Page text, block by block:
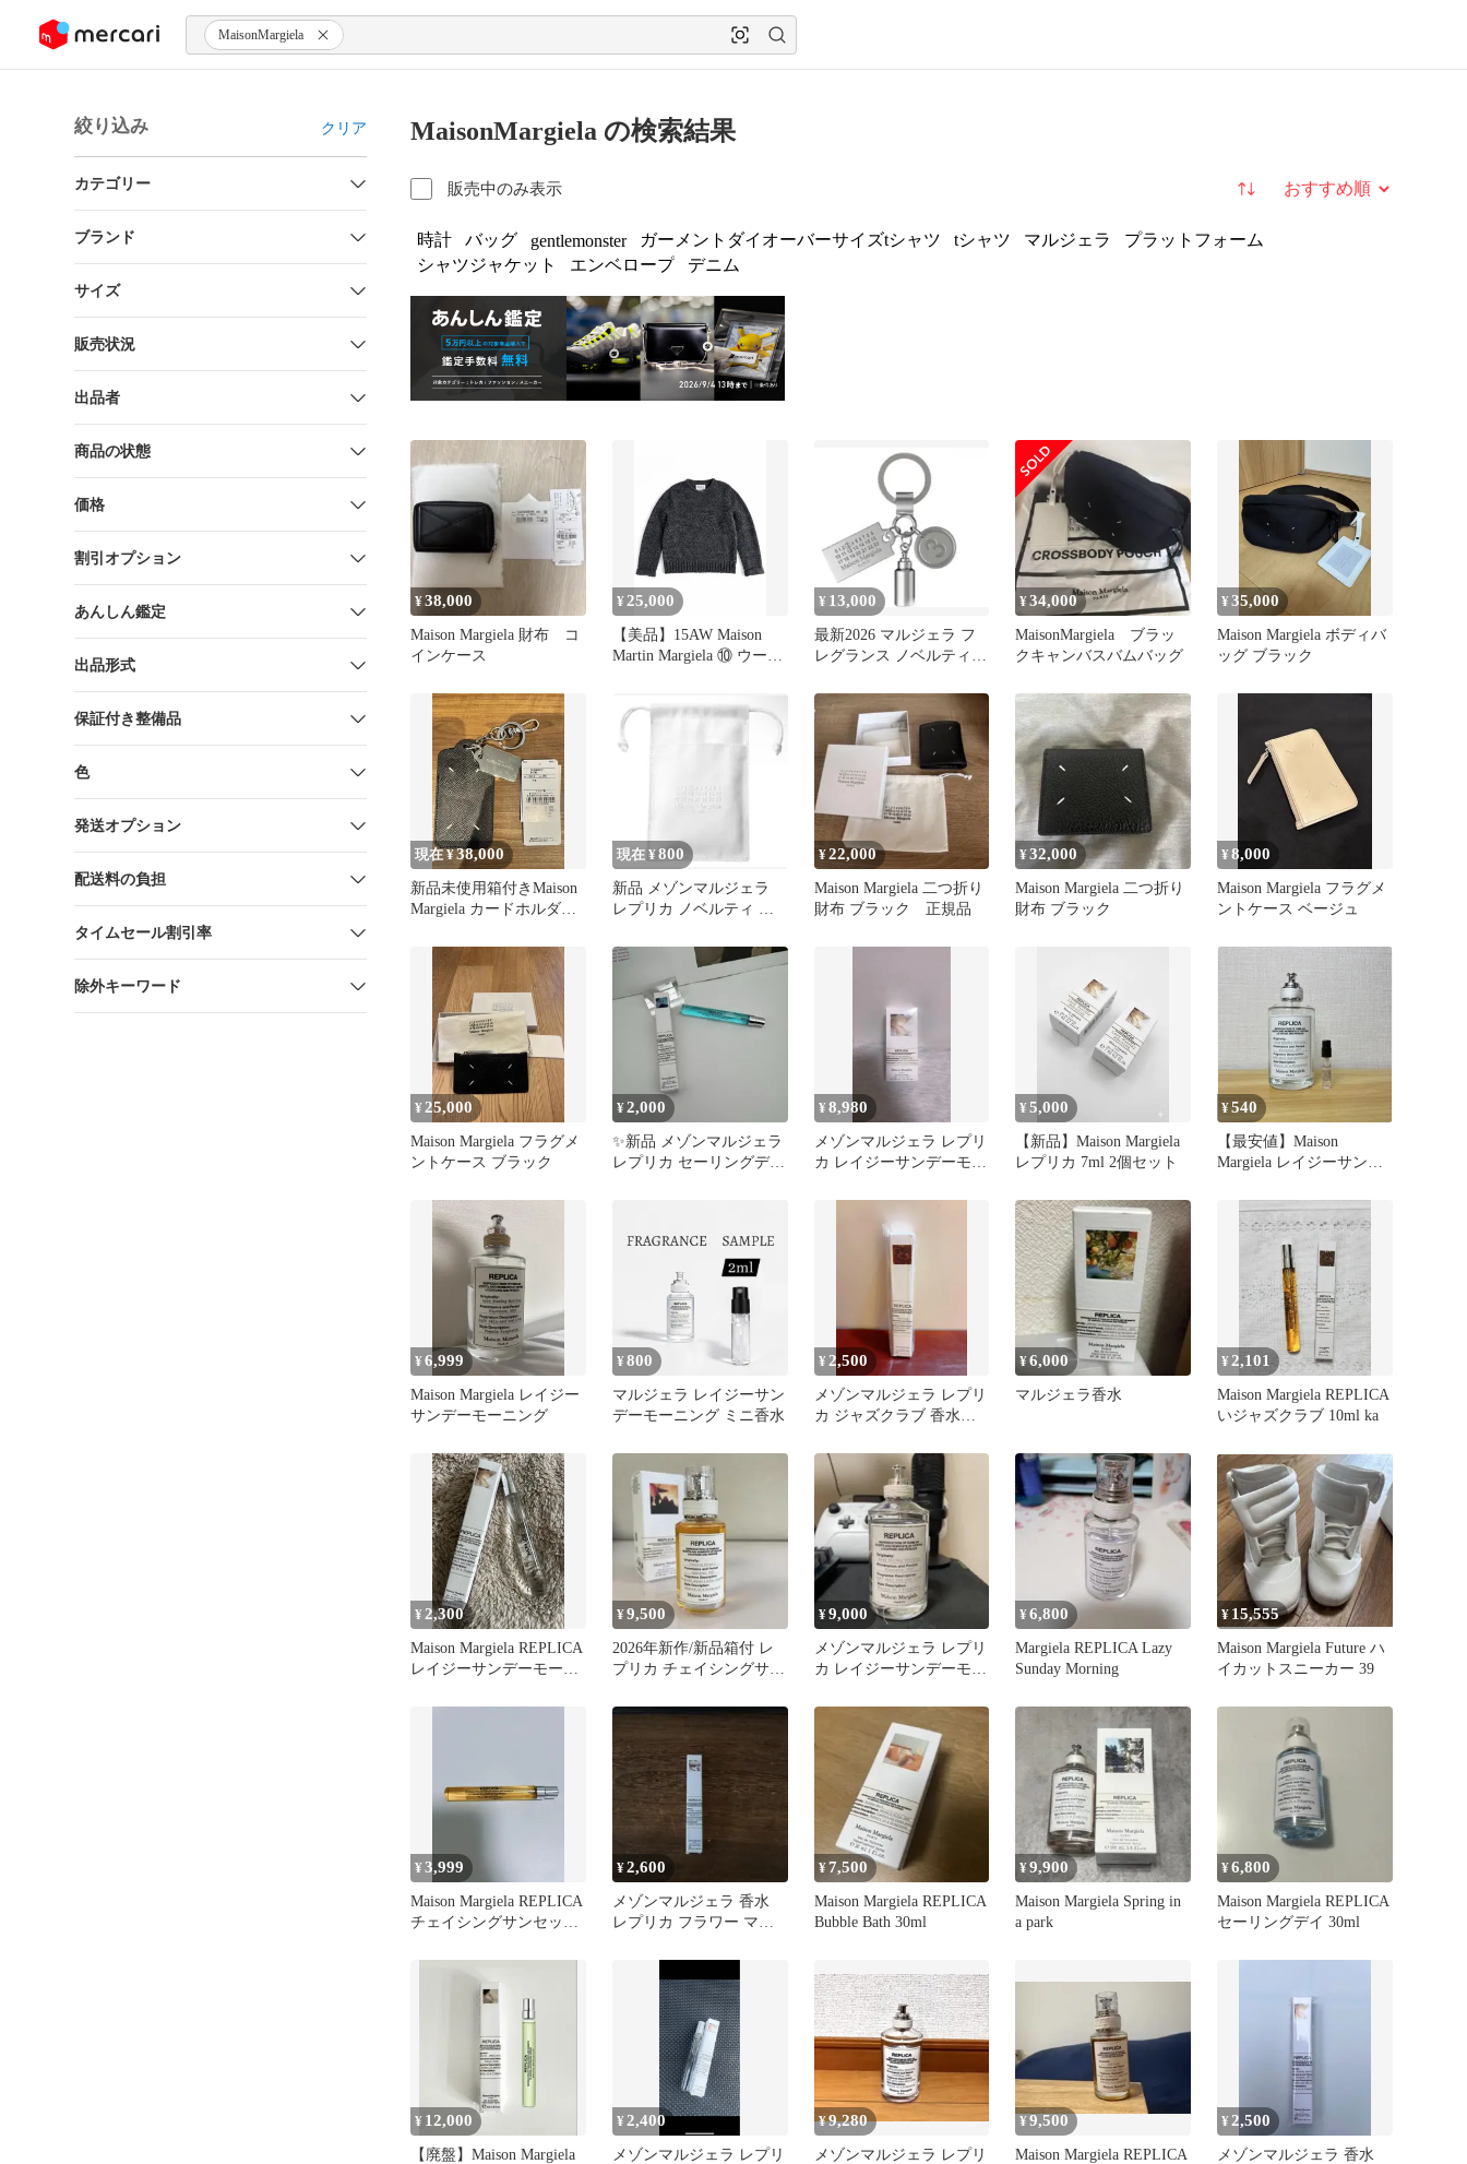
ツにスキップ MaisonMargiela
絞り込み クリア
カテゴリー
ブランド
サイズ
販売状況
出品者
商品の状態
価格
割引オプション
あんしん鑑定
出品形式
保証付き整備品
色
発送オプション
配送料の負担
タイムセール割引率
除外キーワード
MaisonMargiela の検索結果
販売中のみ表示 並び替え
時計 バッグ gentlemonster ガーメントダイオーバーサイズtシャツ tシャツ マルジェラ
プラットフォーム
シャツジャケット
エンベロープ デニム
¥38,000
Maison Margiela 財布 コ
インケース
¥ 25,000
【美品】15AW Maison
Martin Margiela ⑩ ウール
¥ 13,000
最新2026 マルジェラ フ
レグランス ノベルティ
グ付き
¥34,000
MaisonMargiela ブラッ
クキャンバスバムバッグ
¥35,000
Maison Margiela ボディバ
ッグ ブラック
現在 ¥38,000
新品未使用箱付きMaison
Margiela カードホルダー
現在 ¥800
新品 メゾンマルジェラ
レプリカ ノベルティ ポ
¥22,000
Maison Margiela 二つ折り
財布 ブラック 正規品
¥32,000
Maison Margiela 二つ折り
財布 ブラック
¥8,000
Maison Margiela フラグメ
ントケース ベージュ
¥ 25,000
Maison Margiela フラグメ
ントケース ブラック
¥2,000
✨新品 メゾンマルジェラ
レプリカ セーリングデイ
¥8,980
メゾンマルジェラ レプリ
カ レイジーサンデーモー
¥5,000
【新品】Maison Margiela
レプリカ 7ml 2個セット
¥540
【最安値】Maison
Margiela レイジーサンデ
ラ 1ml メゾンマルジェ
ラ 香水 フレグランス
¥6,999
Maison Margiela レイジー
サンデーモーニング
¥800
マルジェラ レイジーサン
デーモーニング ミニ香水
¥ 2,500
メゾンマルジェラ レプリ
カ ジャズクラブ 香水
¥6,000
マルジェラ香水
¥ 2,101
Maison Margiela REPLICA
いジャズクラブ 10ml ka
¥ 2,300
Maison Margiela REPLICA
レイジーサンデーモーニ
¥9,500
2026年新作/新品箱付 レ
プリカ チェイシングサン
¥9,000
メゾンマルジェラ レプリ
カ レイジーサンデーモー
¥6,800
Margiela REPLICA Lazy
Sunday Morning
¥ 15,555
Maison Margiela Future ハ
イカットスニーカー 39
¥3,999
Maison Margiela REPLICA
チェイシングサンセッツ
¥2,600
メゾンマルジェラ 香水
レプリカ フラワー マー
¥7,500
Maison Margiela REPLICA
Bubble Bath 30ml
¥9,900
Maison Margiela Spring in
a park
¥6,800
Maison Margiela REPLICA
セーリングデイ 30ml
¥ 12,000
【廃盤】Maison Margiela
¥ 2,400
メゾンマルジェラ レプリ
¥9,280
メゾンマルジェラ レプリ
¥9,500
Maison Margiela REPLICA
¥ 2,500
メゾンマルジェラ 香水